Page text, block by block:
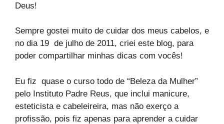
Deus!
Sempre gostei muito de cuidar dos meus cabelos, e
no dia 19 de julho de 2011, criei este blog, para
poder compartilhar minhas dicas com vocês!
Eu fiz quase o curso todo de “Beleza da Mulher”
pelo Instituto Padre Reus, que inclui manicure,
esteticista e cabeleireira, mas não exerço a
profissão, pois fiz apenas para aprender a cuidar